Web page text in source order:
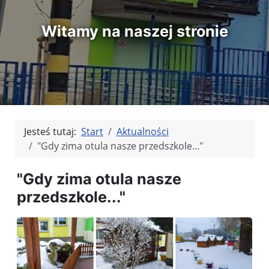
Witamy na naszej stronie
Jesteś tutaj: Start
Aktualności
"Gdy zima otula nasze przedszkole..."
"Gdy zima otula nasze
przedszkole..."